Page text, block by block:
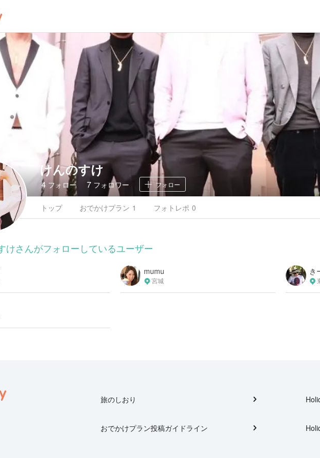
けんのすけ
4 フォロー 7 フォロワー フォロー
トップ おでかけプラン 1 フォトレポ 0
けさんがフォローしているユーザー
mumu
宮城
き
旅のしおり
おでかけプラン投稿ガイドライン